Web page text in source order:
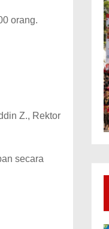
orang.
Z., Rektor
secara